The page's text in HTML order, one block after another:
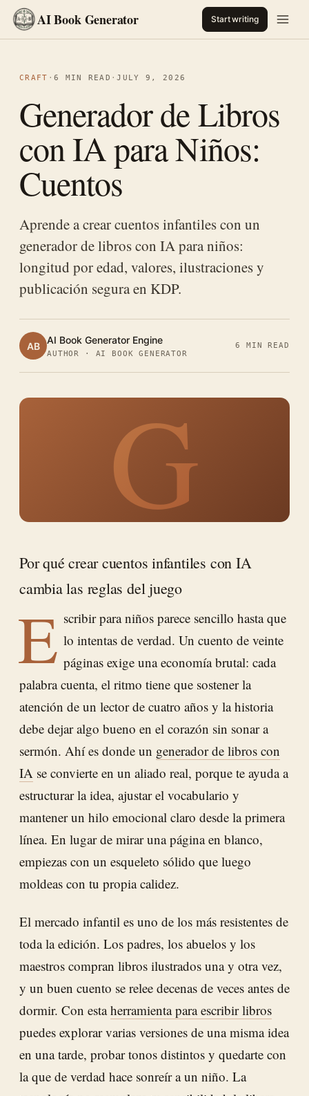
AI Book Generator Start writing
CRAFT · 6 MIN READ ·JULY 9, 2026
Generador de Libros
con IA para Niños:
Cuentos
Aprende a crear cuentos infantiles con un
generador de libros con IA para niños:
longitud por edad, valores, ilustraciones y
publicación segura en KDP.
AB AI Book Generator Engine
AUTHOR · AI BOOK GENERATOR
6 MIN READ
G
Por qué crear cuentos infantiles con IA
cambia las reglas del juego
E scribir para niños parece sencillo hasta que
lo intentas de verdad. Un cuento de veinte
páginas exige una economía brutal: cada
palabra cuenta, el ritmo tiene que sostener la
atención de un lector de cuatro años y la historia
debe dejar algo bueno en el corazón sin sonar a
sermón. Ahí es donde un generador de libros con
IA se convierte en un aliado real, porque te ayuda a
estructurar la idea, ajustar el vocabulario y
mantener un hilo emocional claro desde la primera
línea. En lugar de mirar una página en blanco,
empiezas con un esqueleto sólido que luego
moldeas con tu propia calidez.
El mercado infantil es uno de los más resistentes de
toda la edición. Los padres, los abuelos y los
maestros compran libros ilustrados una y otra vez,
y un buen cuento se relee decenas de veces antes de
dormir. Con estaherramienta para escribir libros
puedes explorar varias versiones de una misma idea
en una tarde, probar tonos distintos y quedarte con
la que de verdad hace sonreír a un niño. La